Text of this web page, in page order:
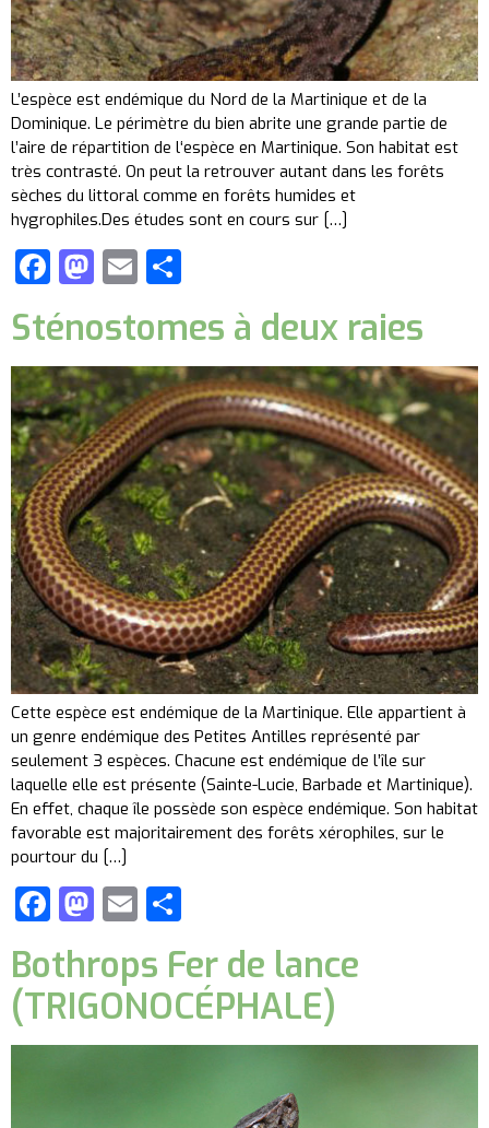
L’espèce est endémique du Nord de la Martinique et de la
Dominique. Le périmètre du bien abrite une grande partie de
l’aire de répartition de l‘espèce en Martinique. Son habitat est
très contrasté. On peut la retrouver autant dans les forêts
sèches du littoral comme en forêts humides et
hygrophiles.Des études sont en cours sur […]
Facebook
Mastodon
Email
Sténostomes à deux raies
Cette espèce est endémique de la Martinique. Elle appartient à
un genre endémique des Petites Antilles représenté par
seulement 3 espèces. Chacune est endémique de l’île sur
laquelle elle est présente (Sainte-Lucie, Barbade et Martinique).
En effet, chaque île possède son espèce endémique. Son habitat
favorable est majoritairement des forêts xérophiles, sur le
pourtour du […]
Facebook
Mastodon
Email
Bothrops Fer de lance
(TRIGONOCÉPHALE)